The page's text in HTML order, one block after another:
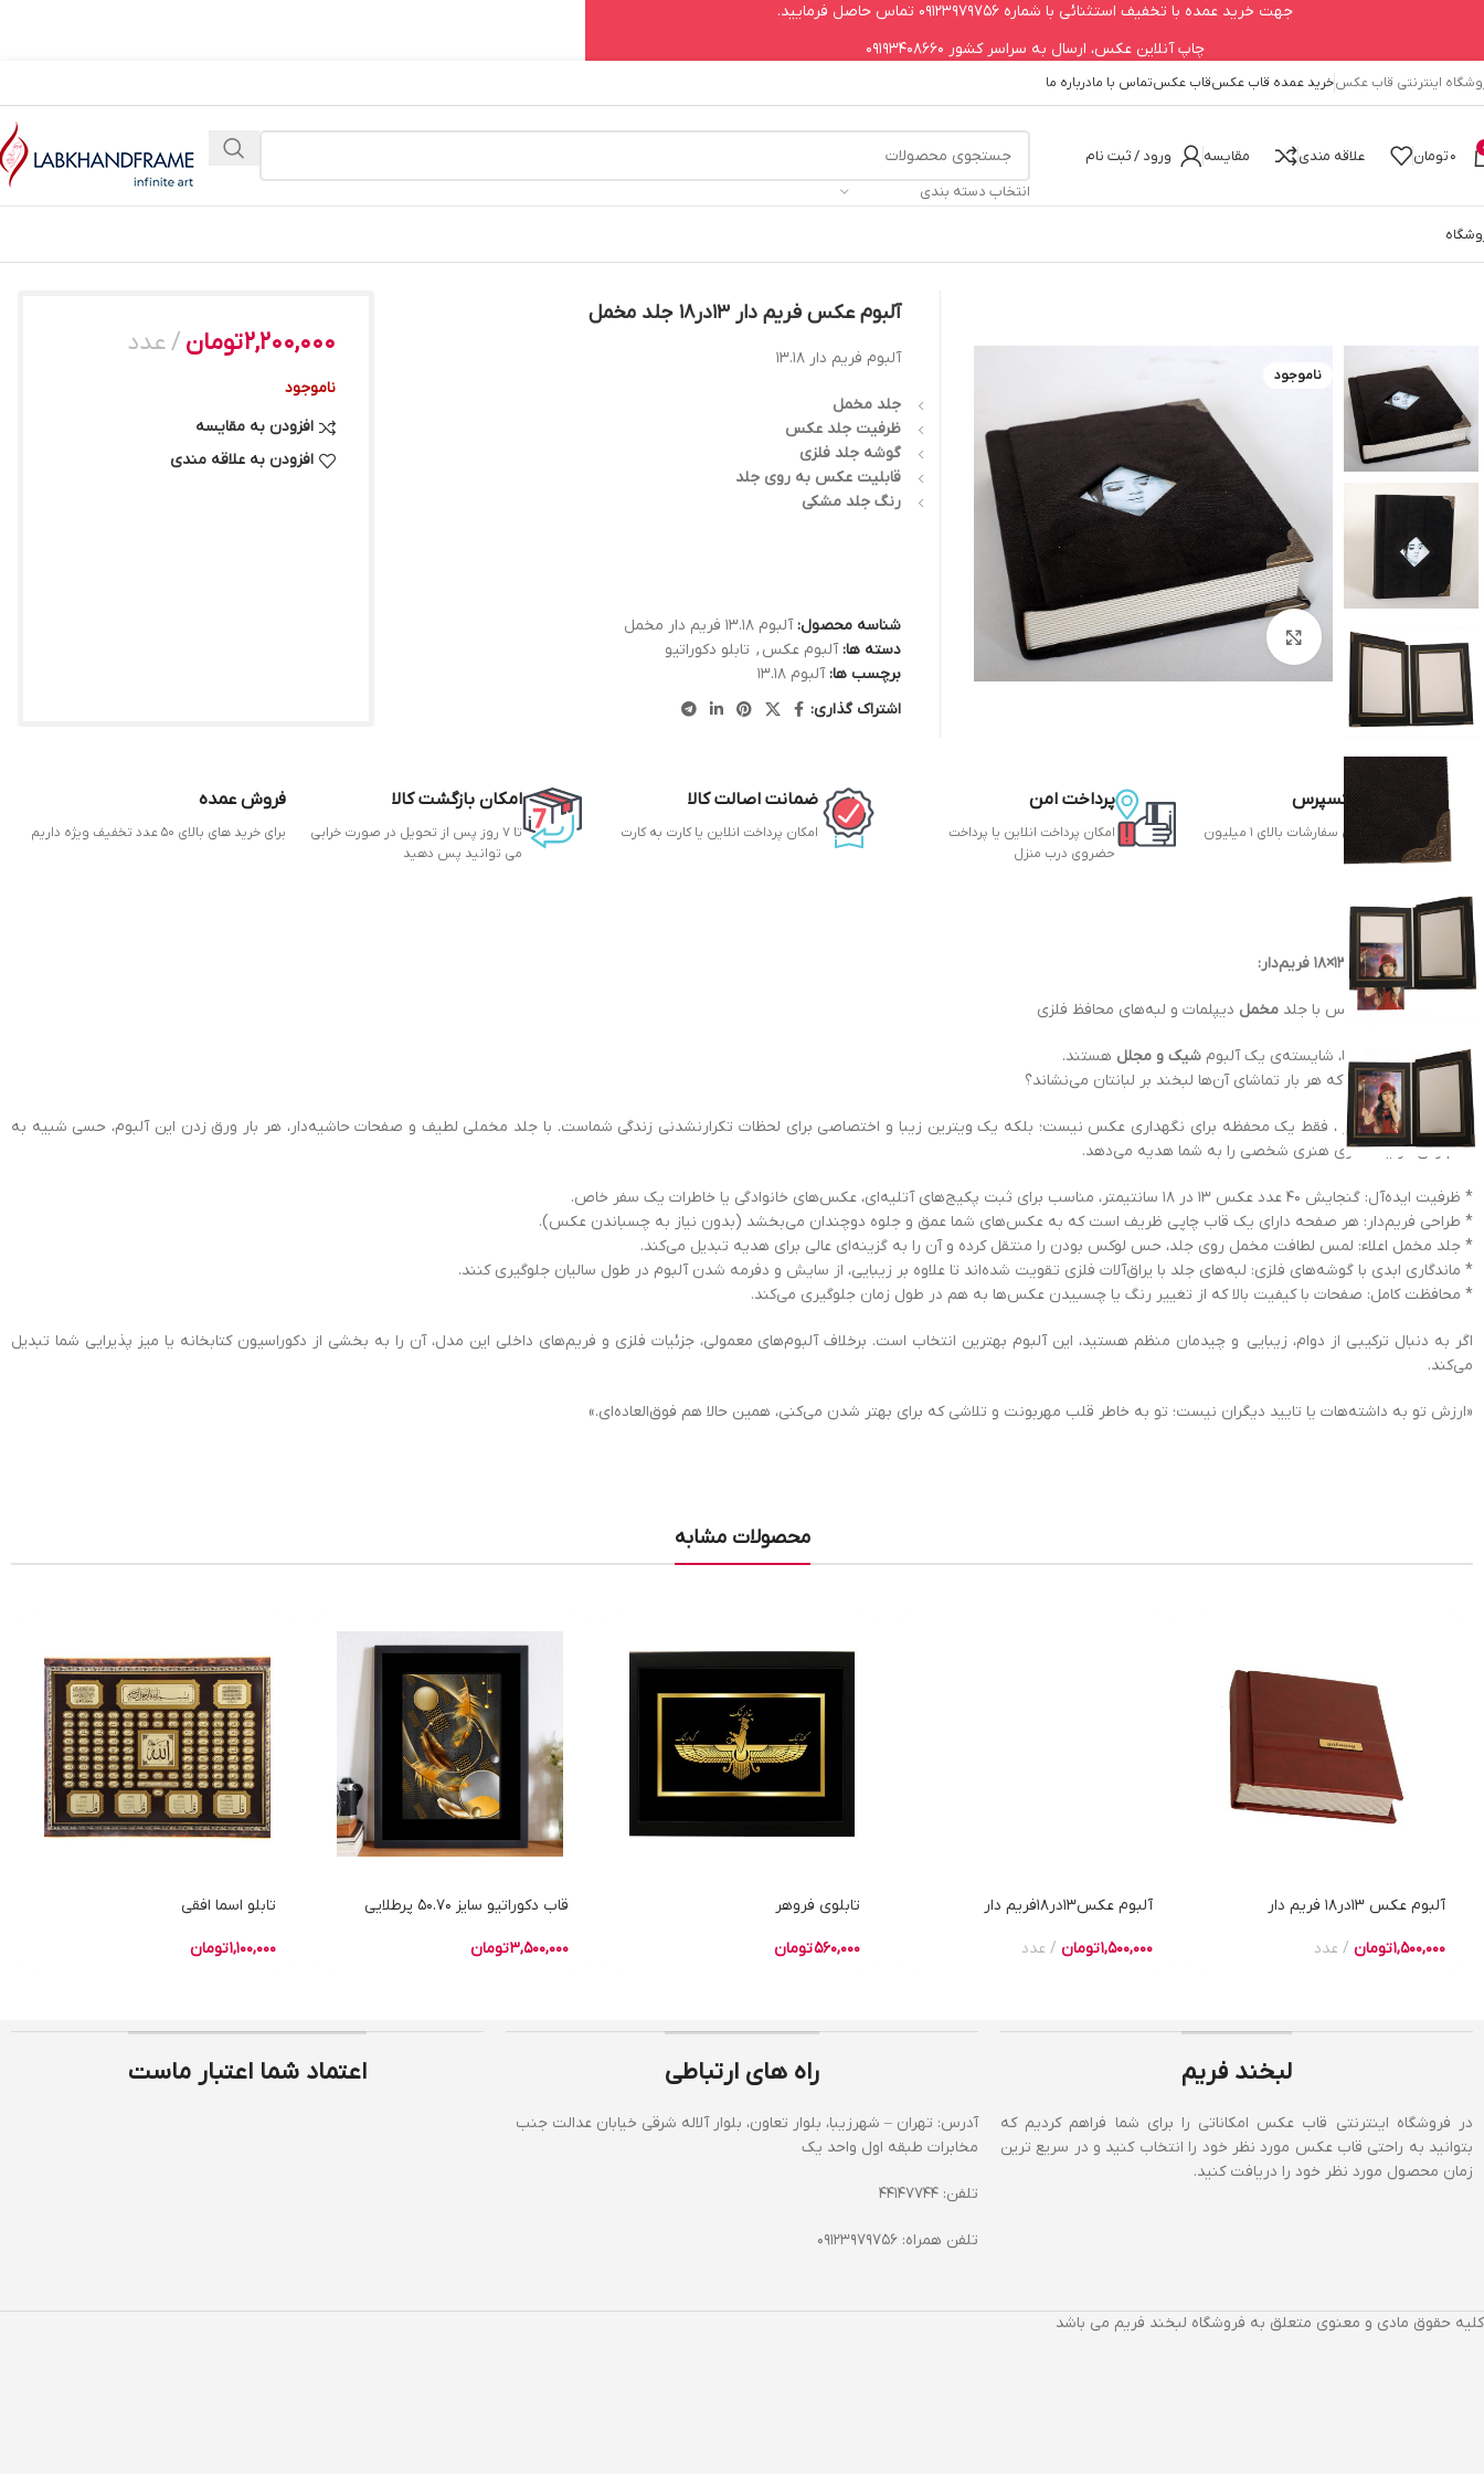
اینترنتی قاب عکسخرید عمده قاب عکسقاب عکستماس با مادرباره ما
0تومان علاقه مندی مقایسه
ورود / ثبت نام
انتخاب دسته بندی
ناموجود
بزرگنمایی تصویر
آلبوم عکس فریم دار 13در18 جلد مخمل
آلبوم فریم دار 13.18
جلد مخمل
ظرفیت جلد عکس
گوشه جلد فلزی
قابلیت عکس به روی جلد
رنگ جلد مشکی
شناسه محصول:آلبوم 13.18 فریم دار مخمل
دسته ها: آلبوم عکس , تابلو دکوراتیو
برچسب ها: آلبوم 13.18
اشتراک گذاری:
2,200,000تومان عدد
ناموجود
افزودن به مقایسه
افزودن به علاقه مندی
تحویل اکسپرس
حمل رایگان سفارشات بالای 1 میلیون
تومان
پرداخت امن
امکان پرداخت انلاین یا پرداخت
حضروی درب منزل
ضمانت اصالت کالا
امکان پرداخت انلاین یا کارت به کارت
امکان بازگشت کالا
تا 7 روز پس از تحویل در صورت خرابی
می توانید پس دهید
فروش عمده
برای خرید های بالای 50 عدد تخفیف ویژه داریم
توضیحات
آلبوم عکس نفیس ۱۳×۱۸ فریم‌دار:
عکس با جلد مخمل دیپلمات و لبه‌های محافظ فلزی
خاطرات ارزشمند شما، شایسته‌ی یک آلبوم شیک و مجلل هستند.
آیا عکس‌هایی دارید که هر بار تماشای آن‌ها لبخند بر لبانتان می‌نشاند؟
آلبوم عکس فریم‌دار ، فقط یک محفظه برای نگهداری عکس نیست؛ بلکه یک ویترین زیبا و اختصاصی برای لحظات تکرارنشدنی زندگی شماست. با جلد مخملی لطیف و صفحات حاشیه‌دار، هر بار ورق زدن این آلبوم، حسی شبیه به
قدم زدن در یک گالری هنری شخصی را به شما هدیه می‌دهد.
* ظرفیت ایده‌آل: گنجایش ۴۰ عدد عکس ۱۳ در ۱۸ سانتیمتر، مناسب برای ثبت پکیج‌های آتلیه‌ای، عکس‌های خانوادگی یا خاطرات یک سفر خاص.
* طراحی فریم‌دار: هر صفحه دارای یک قاب چاپی ظریف است که به عکس‌های شما عمق و جلوه دوچندان می‌بخشد (بدون نیاز به چسباندن عکس).
* جلد مخمل اعلاء: لمس لطافت مخمل روی جلد، حس لوکس بودن را منتقل کرده و آن را به گزینه‌ای عالی برای هدیه تبدیل می‌کند.
* ماندگاری ابدی با گوشه‌های فلزی: لبه‌های جلد با یراق‌آلات فلزی تقویت شده‌اند تا علاوه بر زیبایی، از سایش و دفرمه شدن آلبوم در طول سالیان جلوگیری کنند.
* محافظت کامل: صفحات با کیفیت بالا که از تغییر رنگ یا چسبیدن عکس‌ها به هم در طول زمان جلوگیری می‌کند.
اگر به دنبال ترکیبی از دوام، زیبایی و چیدمان منظم هستید، این آلبوم بهترین انتخاب است. برخلاف آلبوم‌های معمولی، جزئیات فلزی و فریم‌های داخلی این مدل، آن را به بخشی از دکوراسیون کتابخانه یا میز پذیرایی شما تبدیل
می‌کند.
«ارزش تو به داشته‌هات یا تایید دیگران نیست؛ تو به خاطر قلب مهربونت و تلاشی که برای بهتر شدن می‌کنی، همین حالا هم فوق‌العاده‌ای.»
محصولات مشابه
آلبوم عکس 13در18 فریم دار
1,500,000تومان عدد
آلبوم عکس13در18فریم دار
1,500,000تومان عدد
تابلوی فروهر
560,000تومان
قاب دکوراتیو سایز 50.70 پرطلایی
3,500,000تومان
تابلو اسما افقی
1,100,000تومان
لبخند فریم
در فروشگاه اینترنتی قاب عکس امکاناتی را برای شما فراهم کردیم که
بتوانید به راحتی قاب عکس مورد نظر خود را انتخاب کنید و در سریع ترین
زمان محصول مورد نظر خود را دریافت کنید.
راه های ارتباطی
آدرس: تهران – شهرزیبا، بلوار تعاون، بلوار آلاله شرقی خیابان عدالت جنب
مخابرات طبقه اول واحد یک
تلفن: 44147744
تلفن همراه: 09123979756
اعتماد شما اعتبار ماست
کلیه حقوق مادی و معنوی متعلق به فروشگاه لبخند فریم می باشد
جهت خرید عمده با تخفیف استثنائی با شماره 09123979756 تماس حاصل فرمایید.
چاپ آنلاین عکس، ارسال به سراسر کشور 09193408660